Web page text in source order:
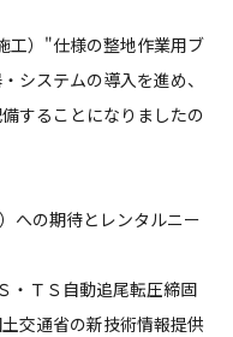
工）"仕様の整地作業用ブ
システムの導入を進め、
することになりましたの
の期待とレンタルニー
・ＴＳ自動追尾転圧締固
交通省の新技術情報提供